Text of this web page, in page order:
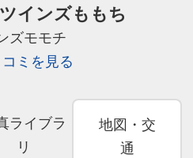
インズももち
ズモモチ
コミを見る
ライブラ
リ
地図・交
通